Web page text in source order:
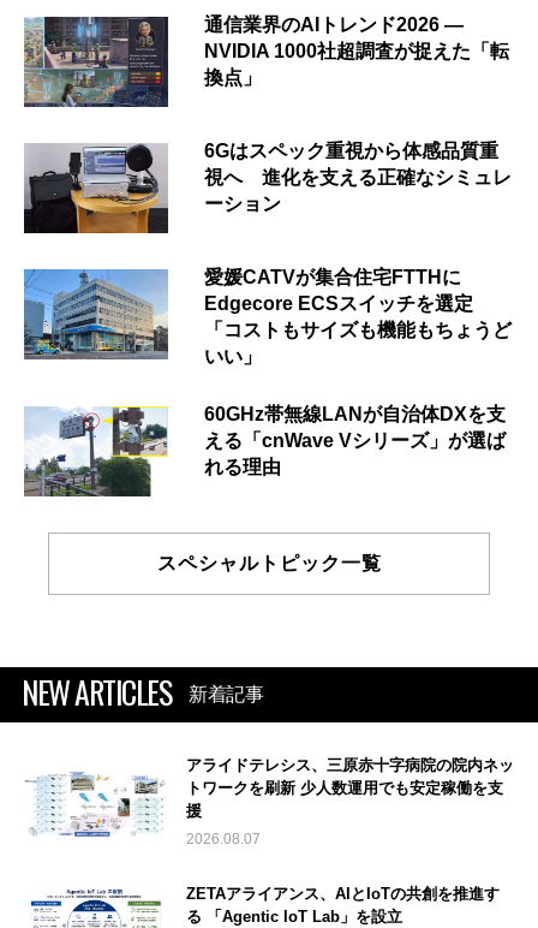
通信業界のAIトレンド2026 ―
NVIDIA 1000社超調査が捉えた「転
換点」
6Gはスペック重視から体感品質重
視へ 進化を支える正確なシミュレ
ーション
愛媛CATVが集合住宅FTTHに
Edgecore ECSスイッチを選定
「コストもサイズも機能もちょうど
いい」
60GHz帯無線LANが自治体DXを支
える「cnWave Vシリーズ」が選ば
れる理由
スペシャルトピック一覧
NEW ARTICLES 新着記事
アライドテレシス、三原赤十字病院の院内ネッ
トワークを刷新 少人数運用でも安定稼働を支
援
2026.08.07
ZETAアライアンス、AIとIoTの共創を推進す
る 「Agentic IoT Lab」を設立